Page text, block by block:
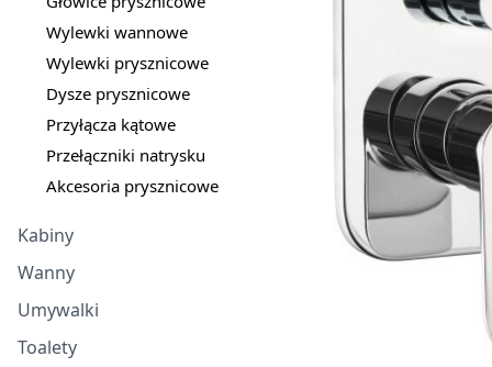
Wylewki wannowe
Wylewki prysznicowe
Dysze prysznicowe
Przyłącza kątowe
Przełączniki natrysku
Akcesoria prysznicowe
Kabiny
Wanny
Umywalki
Toalety